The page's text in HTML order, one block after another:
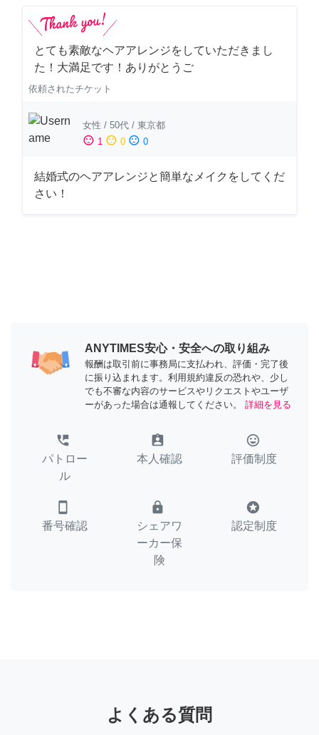
とても素敵なヘアアレンジをしていただきまし
た！大満足です！ありがとうご
依頼されたチケット
女性 / 50代 / 東京都
sentiment_satisfied 1 sentiment_neutral 0 sentiment_dissatisfied 0
結婚式のヘアアレンジと簡単なメイクをしてくだ
さい！
ANYTIMES安心・安全への取り組み
報酬は取引前に事務局に支払われ、評価・完了後
に振り込まれます。利用規約違反の恐れや、少し
でも不審な内容のサービスやリクエストやユーザ
ーがあった場合は通報してください。
詳細を見る
perm_phone_msg
パトロー
ル
assignment_ind
本人確認
tag_faces
評価制度
smartphone
番号確認
lock
シェアワ
ーカー保
険
stars
認定制度
よくある質問